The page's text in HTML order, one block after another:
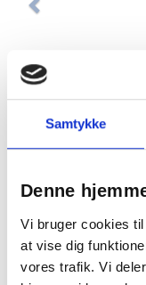
Samtykke
Denne
Vi bruger cookies
at vise dig
vores trafik. Vi
Andre